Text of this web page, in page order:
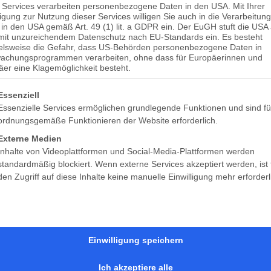
10 @ 10:00- 17:00
Zum Kalender hinzufügen
April 10
Zeit:
Veranstaltungskategorie
:
Services verarbeiten personenbezogene Daten in den USA. Mit Ihrer
zur Nutzung dieser Services willigen Sie auch in die
den USA gemäß Art. 49 (1) lit. a GDPR ein. Der EuGH stuft die USA
unzureichendem Datenschutz nach EU-Standards ein. Es besteht
die Gefahr, dass US-Behörden personenbezogene Daten in
verarbeiten, ohne dass für Europäerinnen und
eine Klagemöglichkeit besteht.
eine Liste der Service-Gruppen, für die eine Einwilligung erteilt
Services ermöglichen grundlegende Funktionen und sind
Funktionieren der Website erforderlich.
Medien
von Videoplattformen und Social-Media-Plattformen werden
blockiert. Wenn externe Services akzeptiert werden, ist
Zugriff auf diese Inhalte keine manuelle Einwilligung mehr
Einwilligung speichern
Ich akzeptiere alle